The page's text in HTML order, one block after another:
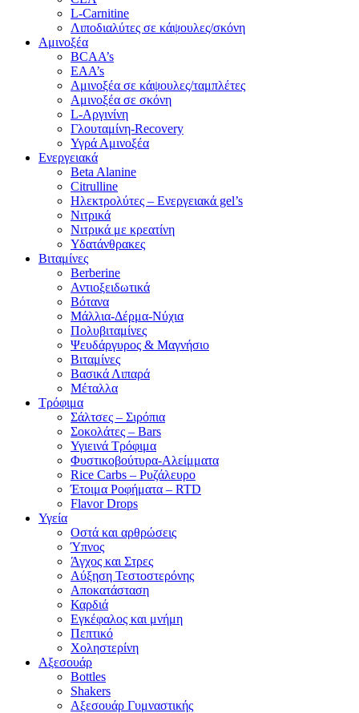
L-Carnitine
Λιποδιαλύτες σε κάψουλες/σκόνη
Αμινοξέα
BCAA’s
EAA’s
Αμινοξέα σε κάψουλες/ταμπλέτες
Αμινοξέα σε σκόνη
L-Αργινίνη
Γλουταμίνη-Recovery
Υγρά Αμινοξέα
Ενεργειακά
Beta Alanine
Citrulline
Ηλεκτρολύτες – Ενεργειακά gel’s
Νιτρικά
Νιτρικά με κρεατίνη
Υδατάνθρακες
Βιταμίνες
Berberine
Αντιοξειδωτικά
Βότανα
Μάλλια-Δέρμα-Νύχια
Πολυβιταμίνες
Ψευδάργυρος & Μαγνήσιο
Βιταμίνες
Βασικά Λιπαρά
Μέταλλα
Τρόφιμα
Σάλτσες – Σιρόπια
Σοκολάτες – Bars
Υγιεινά Τρόφιμα
Φυστικοβούτυρα-Αλείμματα
Rice Carbs – Ρυζάλευρο
Έτοιμα Ροφήματα – RTD
Flavor Drops
Υγεία
Οστά και αρθρώσεις
Ύπνος
Άγχος και Στρες
Αύξηση Τεστοστερόνης
Αποκατάσταση
Καρδιά
Εγκέφαλος και μνήμη
Πεπτικό
Χοληστερίνη
Αξεσουάρ
Bottles
Shakers
Αξεσουάρ Γυμναστικής